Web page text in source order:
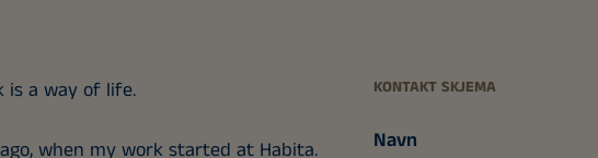
is a way of life.
when my work started at Habita.
KONTAKT SKJEMA
Navn